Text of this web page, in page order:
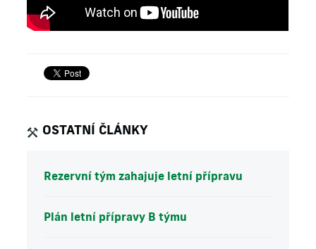
OSTATNÍ ČLÁNKY
Rezervní tým zahajuje letní přípravu
Plán letní přípravy B týmu